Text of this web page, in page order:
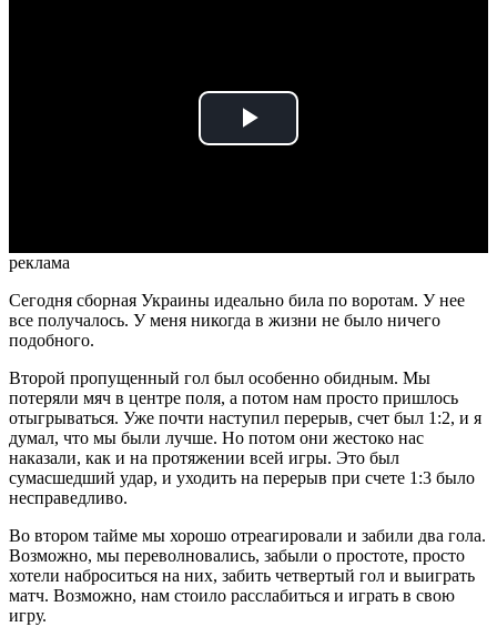
Play
реклама
Сегодня сборная Украины идеально била по воротам. У нее
все получалось. У меня никогда в жизни не было ничего
подобного.
Второй пропущенный гол был особенно обидным. Мы
потеряли мяч в центре поля, а потом нам просто пришлось
отыгрываться. Уже почти наступил перерыв, счет был 1:2, и я
думал, что мы были лучше. Но потом они жестоко нас
наказали, как и на протяжении всей игры. Это был
сумасшедший удар, и уходить на перерыв при счете 1:3 было
несправедливо.
Во втором тайме мы хорошо отреагировали и забили два гола.
Возможно, мы переволновались, забыли о простоте, просто
хотели наброситься на них, забить четвертый гол и выиграть
матч. Возможно, нам стоило расслабиться и играть в свою
игру.